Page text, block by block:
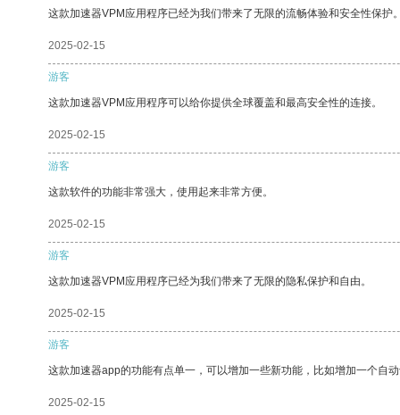
这款加速器VPM应用程序已经为我们带来了无限的流畅体验和安全性保护
2025-02-15
游客
这款加速器VPM应用程序可以给你提供全球覆盖和最高安全性的连接。
2025-02-15
游客
这款软件的功能非常强大，使用起来非常方便。
2025-02-15
游客
这款加速器VPM应用程序已经为我们带来了无限的隐私保护和自由。
2025-02-15
游客
这款加速器app的功能有点单一，可以增加一些新功能，比如增加一个自
2025-02-15